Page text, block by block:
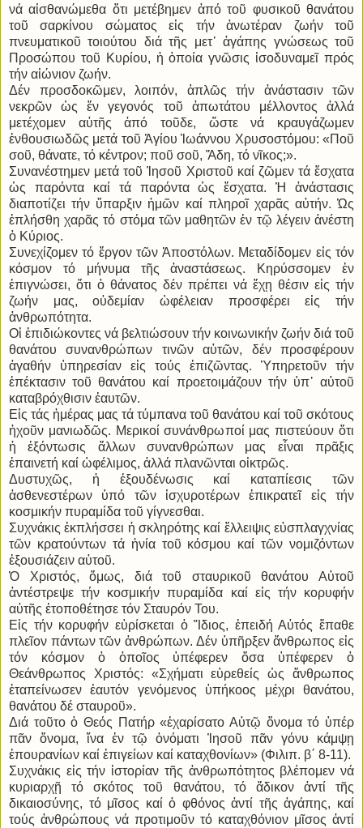
νά αἰσθανώμεθα ὅτι μετέβημεν ἀπό τοῦ φυσικοῦ θανάτου
τοῦ σαρκίνου σώματος εἰς τήν ἀνωτέραν ζωήν τοῦ
πνευματικοῦ τοιούτου διά τῆς μετ᾿ ἀγάπης γνώσεως τοῦ
Προσώπου τοῦ Κυρίου, ἡ ὁποία γνῶσις ἰσοδυναμεῖ πρός
τήν αἰώνιον ζωήν.
Δέν προσδοκῶμεν, λοιπόν, ἁπλῶς τήν ἀνάστασιν τῶν
νεκρῶν ὡς ἕν γεγονός τοῦ ἀπωτάτου μέλλοντος ἀλλά
μετέχομεν αὐτῆς ἀπό τοῦδε, ὥστε νά κραυγάζωμεν
ἐνθουσιωδῶς μετά τοῦ Ἁγίου Ἰωάννου Χρυσοστόμου: «Ποῦ
σοῦ, θάνατε, τό κέντρον; ποῦ σοῦ, Ἅδη, τό νῖκος;».
Συνανέστημεν μετά τοῦ Ἰησοῦ Χριστοῦ καί ζῶμεν τά ἔσχατα
ὡς παρόντα καί τά παρόντα ὡς ἔσχατα. Ἡ ἀνάστασις
διαποτίζει τήν ὕπαρξιν ἡμῶν καί πληροῖ χαρᾶς αὐτήν. Ὡς
ἐπλήσθη χαρᾶς τό στόμα τῶν μαθητῶν ἐν τῷ λέγειν ἀνέστη
ὁ Κύριος.
Συνεχίζομεν τό ἔργον τῶν Ἀποστόλων. Μεταδίδομεν εἰς τόν
κόσμον τό μήνυμα τῆς ἀναστάσεως. Κηρύσσομεν ἐν
ἐπιγνώσει, ὅτι ὁ θάνατος δέν πρέπει νά ἔχῃ θέσιν εἰς τήν
ζωήν μας, οὐδεμίαν ὠφέλειαν προσφέρει εἰς τήν
ἀνθρωπότητα.
Οἱ ἐπιδιώκοντες νά βελτιώσουν τήν κοινωνικήν ζωήν διά τοῦ
θανάτου συνανθρώπων τινῶν αὐτῶν, δέν προσφέρουν
ἀγαθήν ὑπηρεσίαν εἰς τούς ἐπιζῶντας. Ὑπηρετοῦν τήν
ἐπέκτασιν τοῦ θανάτου καί προετοιμάζουν τήν ὑπ᾿ αὐτοῦ
καταβρόχθισιν ἑαυτῶν.
Εἰς τάς ἡμέρας μας τά τύμπανα τοῦ θανάτου καί τοῦ σκότους
ἠχοῦν μανιωδῶς. Μερικοί συνάνθρωποί μας πιστεύουν ὅτι
ἡ ἐξόντωσις ἄλλων συνανθρώπων μας εἶναι πρᾶξις
ἐπαινετή καί ὠφέλιμος, ἀλλά πλανῶνται οἰκτρῶς.
Δυστυχῶς, ἡ ἐξουδένωσις καί καταπίεσις τῶν
ἀσθενεστέρων ὑπό τῶν ἰσχυροτέρων ἐπικρατεῖ εἰς τήν
κοσμικήν πυραμίδα τοῦ γίγνεσθαι.
Συχνάκις ἐκπλήσσει ἡ σκληρότης καί ἔλλειψις εὐσπλαγχνίας
τῶν κρατούντων τά ἡνία τοῦ κόσμου καί τῶν νομιζόντων
ἐξουσιάζειν αὐτοῦ.
Ὁ Χριστός, ὅμως, διά τοῦ σταυρικοῦ θανάτου Αὐτοῦ
ἀντέστρεψε τήν κοσμικήν πυραμίδα καί εἰς τήν κορυφήν
αὐτῆς ἐτοποθέτησε τόν Σταυρόν Του.
Εἰς τήν κορυφήν εὑρίσκεται ὁ Ἴδιος, ἐπειδή Αὐτός ἔπαθε
πλεῖον πάντων τῶν ἀνθρώπων. Δέν ὑπῆρξεν ἄνθρωπος εἰς
τόν κόσμον ὁ ὁποῖος ὑπέφερεν ὅσα ὑπέφερεν ὁ
Θεάνθρωπος Χριστός: «Σχήματι εὑρεθείς ὡς ἄνθρωπος
ἐταπείνωσεν ἑαυτόν γενόμενος ὑπήκοος μέχρι θανάτου,
θανάτου δέ σταυροῦ».
Διά τοῦτο ὁ Θεός Πατήρ «ἐχαρίσατο Αὐτῷ ὄνομα τό ὑπέρ
πᾶν ὄνομα, ἵνα ἐν τῷ ὀνόματι Ἰησοῦ πᾶν γόνυ κάμψῃ
ἐπουρανίων καί ἐπιγείων καί καταχθονίων» (Φιλιπ. β΄ 8-11).
Συχνάκις εἰς τήν ἱστορίαν τῆς ἀνθρωπότητος βλέπομεν νά
κυριαρχῇ τό σκότος τοῦ θανάτου, τό ἄδικον ἀντί τῆς
δικαιοσύνης, τό μῖσος καί ὁ φθόνος ἀντί τῆς ἀγάπης, καί
τούς ἀνθρώπους νά προτιμοῦν τό καταχθόνιον μῖσος ἀντί